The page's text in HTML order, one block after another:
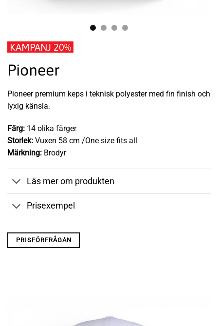
KAMPANJ 20%
Pioneer
Pioneer premium keps i teknisk polyester med fin finish och
lyxig känsla.
Färg: 14 olika färger
Storlek: Vuxen 58 cm /One size fits all
Märkning: Brodyr
Läs mer om produkten
Prisexempel
PRISFÖRFRÅGAN